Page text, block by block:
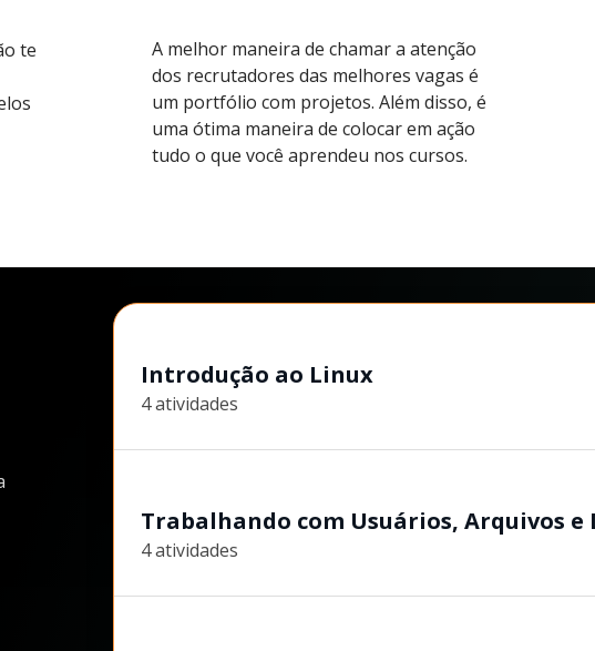
te
A melhor maneira de chamar a atenção
dos recrutadores das melhores vagas é
um portfólio com projetos. Além disso, é
uma ótima maneira de colocar em ação
tudo o que você aprendeu nos cursos.
Introdução ao Linux
4 atividades
Trabalhando com Usuários, Arquivos
4 atividades